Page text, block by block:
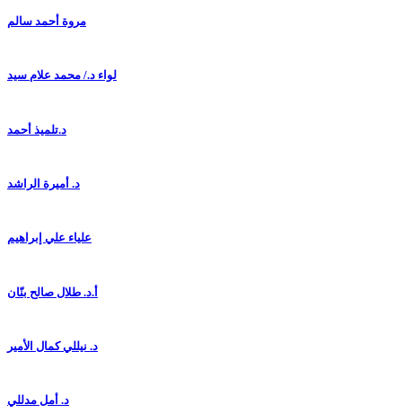
مروة أحمد سالم
لواء د./ محمد علام سيد
د.تلميذ أحمد
د. أميرة الراشد
علياء علي إبراهيم
أ.د. طلال صالح بنّان
د. نيللي كمال الأمير
د. أمل مدللي